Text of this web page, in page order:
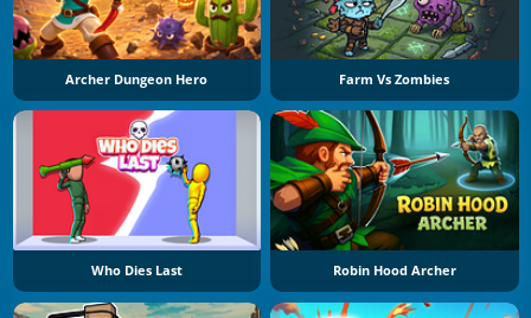
Archer Dungeon Hero Farm Vs Zombies
Who Dies Last Robin Hood Archer